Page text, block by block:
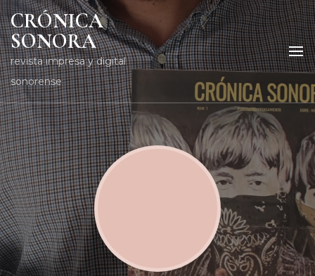
CRÓNICA
SONORA
revista impresa y digital
sonorense